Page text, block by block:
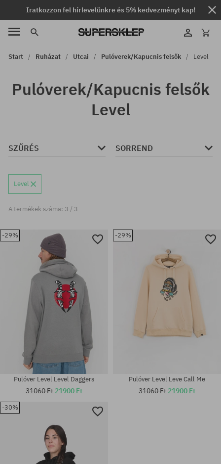
Iratkozzon fel hírlevelünkre és 5% kedvezményt kap!
Start Ruházat Utcai Pulóverek/Kapucnis felsők Level
Pulóverek/Kapucnis felsők
Level
SZŰRÉS SORREND
Level
A termékek száma: 3 / 3
-29%
Pulóver Level Level Daggers
31060 Ft 21900 Ft
-29%
Pulóver Level Leve Call Me
31060 Ft 21900 Ft
-30%